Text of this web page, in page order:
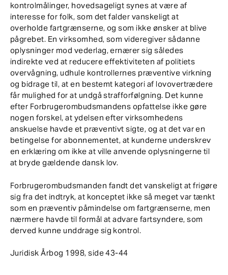
kontrolmålinger, hovedsageligt synes at være af
interesse for folk, som det falder vanskeligt at
overholde fartgrænserne, og som ikke ønsker at blive
pågrebet. En virksomhed, som videregiver sådanne
oplysninger mod vederlag, ernærer sig således
indirekte ved at reducere effektiviteten af politiets
overvågning, udhule kontrollernes præventive virkning
og bidrage til, at en bestemt kategori af lovovertrædere
får mulighed for at undgå strafforfølgning. Det kunne
efter Forbrugerombudsmandens opfattelse ikke gøre
nogen forskel, at ydelsen efter virksomhedens
anskuelse havde et præventivt sigte, og at det var en
betingelse for abonnementet, at kunderne underskrev
en erklæring om ikke at ville anvende oplysningerne til
at bryde gældende dansk lov.
Forbrugerombudsmanden fandt det vanskeligt at frigøre
sig fra det indtryk, at konceptet ikke så meget var tænkt
som en præventiv påmindelse om fartgrænserne, men
nærmere havde til formål at advare fartsyndere, som
derved kunne unddrage sig kontrol.
Juridisk Årbog 1998, side 43-44